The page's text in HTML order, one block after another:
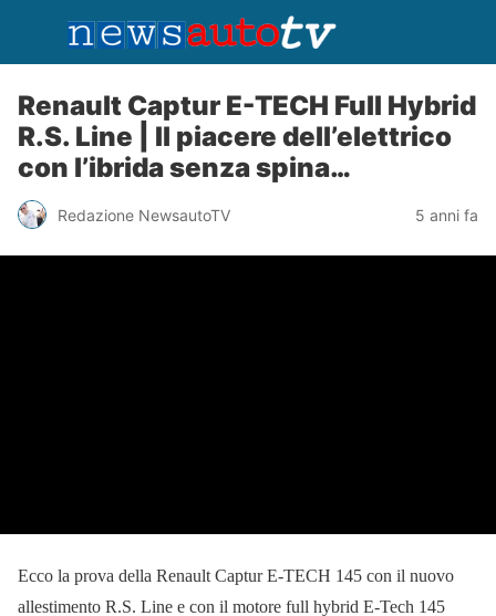
Renault Captur E-TECH Full Hybrid
R.S. Line | Il piacere dell’elettrico
con l’ibrida senza spina…
Redazione NewsautoTV 5 anni fa
Ecco la prova della Renault Captur E-TECH 145 con il nuovo
allestimento R.S. Line e con il motore full hybrid E-Tech 145